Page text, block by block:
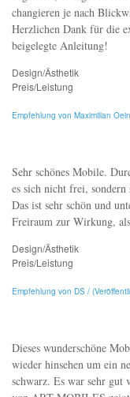
changieren je nach
Herzlichen Dank für die
beigelegte Anleitung!
Design/Ästhetik
Preis/Leistung
Empfehlung von Maximilian
Sehr schönes Mobile.
es sich nicht frei,
Das ist sehr schön und
Freiraum zur Wirkung,
Design/Ästhetik
Preis/Leistung
Empfehlung von DS /
Dieses wunderschöne
wieder hinsehen um ein
schwarz. Es war sehr gut